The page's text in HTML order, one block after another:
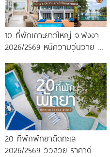
10 ที่พักเกาะยาวใหญ่ จ.พังงา
2026/2569 หนีความวุ่นวาย มา
20 ที่พักพัทยาติดทะเล
2026/2569 วิวสวย ราคาดี